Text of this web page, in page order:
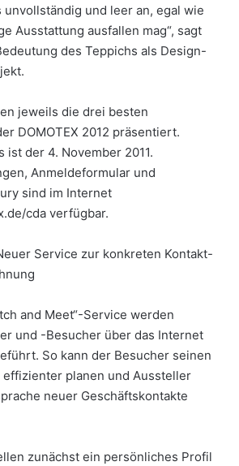
unvollständig und leer an, egal wie
Ausstattung ausfallen mag“, sagt
des Teppichs als Design-
jeweils die drei besten
DOMOTEX 2012 präsentiert.
ist der 4. November 2011.
Anmeldeformular und
sind im Internet
cda verfügbar.
Service zur konkreten Kontakt-
and Meet“-Service werden
und -Besucher über das Internet
So kann der Besucher seinen
effizienter planen und Aussteller
neuer Geschäftskontakte
zunächst ein persönliches Profil